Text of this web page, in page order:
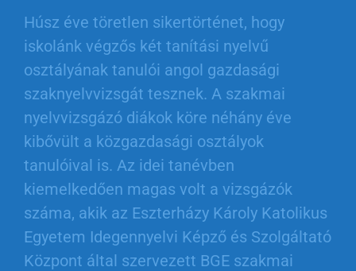
Húsz éve töretlen sikertörténet, hogy
iskolánk végzős két tanítási nyelvű
osztályának tanulói angol gazdasági
szaknyelvvizsgát tesznek. A szakmai
nyelvvizsgázó diákok köre néhány éve
kibővült a közgazdasági osztályok
tanulóival is. Az idei tanévben
kiemelkedően magas volt a vizsgázók
száma, akik az Eszterházy Károly Katolikus
Egyetem Idegennyelvi Képző és Szolgáltató
Központ által szervezett BGE szakmai